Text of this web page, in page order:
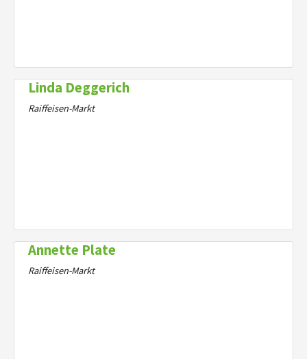
Linda Deggerich
Raiffeisen-Markt
Annette Plate
Raiffeisen-Markt